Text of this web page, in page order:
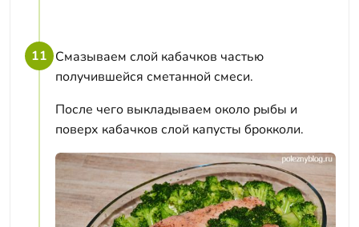
11 Смазываем слой кабачков частью
получившейся сметанной смеси.
После чего выкладываем около рыбы и
поверх кабачков слой капусты брокколи.